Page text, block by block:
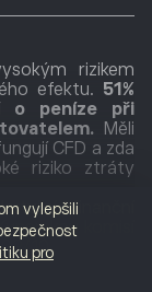
rizikem
efektu. 51%
o peníze při
Měli
CFD a zda
riziko ztráty
finanční
komisí
10.
HE
Tower, třída
vylepšili
pro